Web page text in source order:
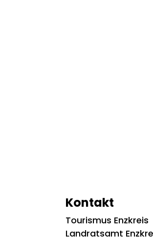
Kontakt
Tourismus Enzkreis
Landratsamt